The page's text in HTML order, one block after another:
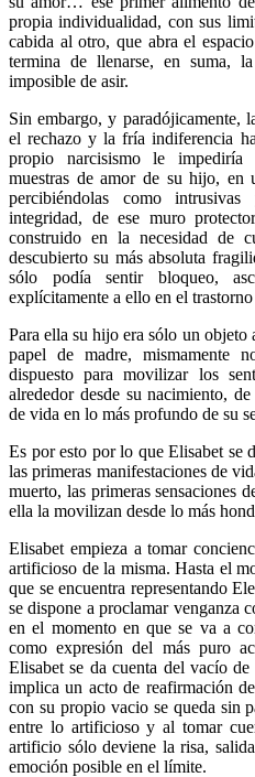
propia individualidad, con sus
cabida al otro, que abra el
termina de llenarse, en suma,
imposible de asir.
Sin embargo, y paradójicamente,
el rechazo y la fría indiferencia
propio narcisismo le impediría
muestras de amor de su hijo, en
percibiéndolas como
integridad, de ese muro
construido en la necesidad de
descubierto su más absoluta
sólo podía sentir bloqueo,
explícitamente a ello en el
Para ella su hijo era sólo un objeto
papel de madre, mismamente
dispuesto para movilizar los
alrededor desde su nacimiento,
de vida en lo más profundo de su
Es por esto por lo que Elisabet se
las primeras manifestaciones de
muerto, las primeras sensaciones
ella la movilizan desde lo más
Elisabet empieza a tomar
artificioso de la misma. Hasta el
que se encuentra representando
se dispone a proclamar venganza
en el momento en que se va a
como expresión del más puro
Elisabet se da cuenta del vacío
implica un acto de reafirmación
con su propio vacio se queda sin
entre lo artificioso y al tomar
artificio sólo deviene la risa,
emoción posible en el límite.